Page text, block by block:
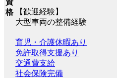
資
格
【歓迎経験】
大型車両の整備経験
育児・介護休暇あり
免許取得支援あり
交通費支給
社会保険完備